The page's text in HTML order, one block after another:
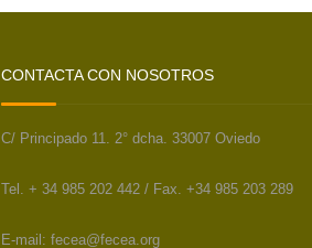
CONTACTA CON NOSOTROS
C/ Principado 11. 2° dcha. 33007 Oviedo
Tel. + 34 985 202 442 / Fax. +34 985 203 289
E-mail: fecea@fecea.org